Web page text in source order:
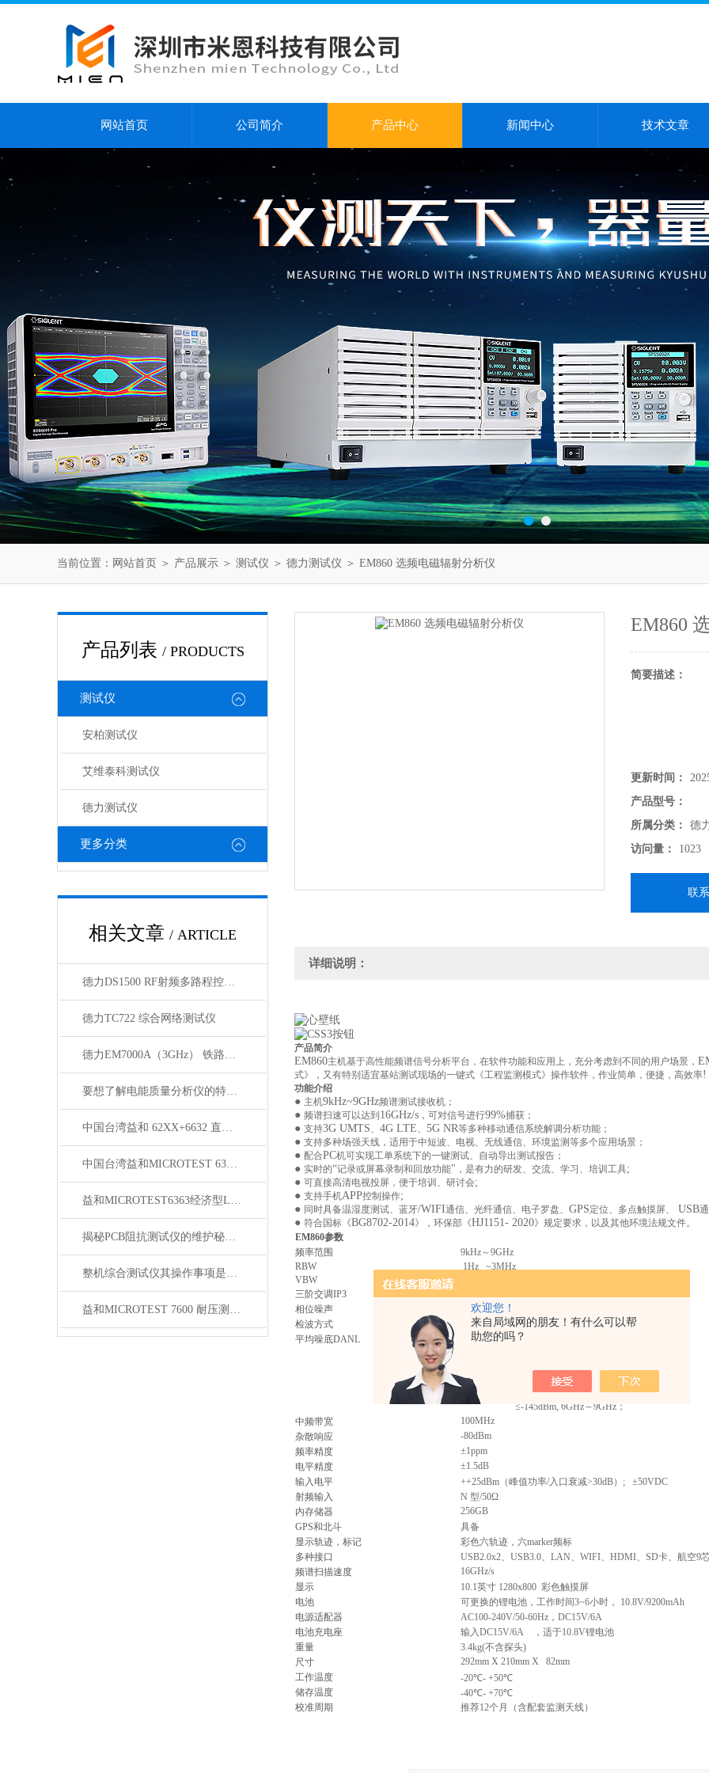
欢迎您！
来自局域网的朋友！有什么可以帮
助您的吗？
网站首页 公司简介 产品中心 新闻中心 技术文章
当前位置： 网站首页 ＞ 产品展示 ＞ 测试仪 ＞ 德力测试仪 ＞ EM860 选频电磁辐射分析仪
产品列表 / PRODUCTS
测试仪
安柏测试仪
艾维泰科测试仪
德力测试仪
更多分类
相关文章 / ARTICLE
德力DS1500 RF射频多路程控开关（1U）
德力TC722 综合网络测试仪
德力EM7000A（3GHz） 铁路漏缆测试仪
要想了解电能质量分析仪的特点，不妨看看下文！
中国台湾益和 62XX+6632 直流偏流源测试系统
中国台湾益和MICROTEST 6370 LCR测试仪
益和MICROTEST6363经济型LCR测试仪
揭秘PCB阻抗测试仪的维护秘诀，延长设备寿命！
整机综合测试仪其操作事项是很有讲究的
益和MICROTEST 7600 耐压测试仪
EM860
简要描述：
更新时间：
产品型号：
所属分类：
德
访问量：
1023
联
详细说明：
产品简介
EM860主机基于高性能频谱信号分析平台，在软件功能和应用上，充分考虑到不同的用户场景，
式》，又有特别适宜基站测试现场的一键式《工程监测模式》操作软件，作业简单，便捷，高效率!
功能介绍
● 主机9kHz~9GHz频谱测试接收机；
● 频谱扫速可以达到 16GHz/s ，可对信号进行99%捕获；
● 支持3G UMTS、 4G LTE、 5G NR等多种移动通信系统解调分析功能；
● 支持多种场强天线，适用于中短波、电视、无线通信、环境监测等多个应用场景；
● 配合PC机可实现工单系统下的一键测试、自动导出测试报告；
● 实时的“记录或屏幕录制和回放功能" ，是有力的研发、交流、学习、培训工具;
● 可直接高清电视投屏，便于培训、研讨会;
● 支持手机APP控制操作;
● 同时具备温湿度测试、蓝牙/WIFI通信、光纤通信、电子罗盘、 GPS定位、多点触摸屏、 USB
● 符合国标《BG8702-2014》，环保部《HJ1151- 2020》规定要求，以及其他环境法规文件。
EM860参数
频率范围
9kHz～9GHz
RBW
1Hz ~3MHz
VBW
三阶交调IP3
相位噪声
-102 dBc/Hz@ 100kHz offset from 1GHz(
检波方式
RMS方均根值检波
平均噪底DANL
放大器关闭：≤-135dBm, 10MHz～3GHz、
放大器打开：≤-155dBm, 10MHz～3GHz、
≤-150dBm, 3GHz～6GHz、
≤-145dBm, 6GHz～9GHz；
中频带宽
100MHz
杂散响应
-80dBm
频率精度
±1ppm
电平精度
±1.5dB
输入电平
++25dBm （峰值功率/入口衰减>30dB）; ±50VDC
射频输入
N 型/50Ω
内存储器
256GB
GPS和北斗
具备
显示轨迹，标记
彩色六轨迹，六marker频标
多种接口
USB2.0x2、USB3.0、LAN、WIFI、HDMI、SD卡、航空9
频谱扫描速度
16GHz/s
显示
10.1英寸 1280x800 彩色触摸屏
电池
可更换的锂电池，工作时间3~6小时， 10.8V/9200mAh
电源适配器
AC100-240V/50-60Hz ，DC15V/6A
电池充电座
输入DC15V/6A ，适于10.8V锂电池
重量
3.4kg(不含探头)
尺寸
292mm X 210mm X 82mm
工作温度
-20℃- +50℃
储存温度
-40℃- +70℃
校准周期
推荐12个月（含配套监测天线）